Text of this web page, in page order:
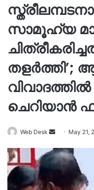
സാമൂഹ്യ
തളർത്തി’;
വിവാദത്തിൽ
ചെറിയാൻ
Web Desk
Send
email
May 21,